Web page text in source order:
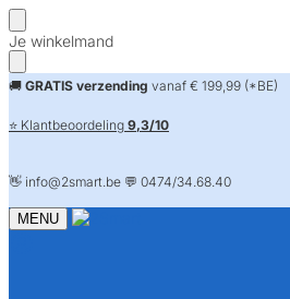
Skip
to
navigation
Skip
to
content
Je winkelmand
🚚 GRATIS verzending vanaf € 199,99 (*BE)
⭐ Klantbeoordeling 9,3/10
👋 info@2smart.be 💬 0474/34.68.40
MENU